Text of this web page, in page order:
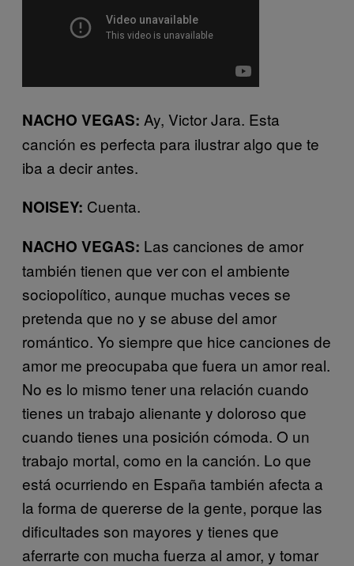
NACHO VEGAS: Ay, Victor Jara. Esta
canción es perfecta para ilustrar algo que te
iba a decir antes.
NOISEY: Cuenta.
NACHO VEGAS: Las canciones de amor
también tienen que ver con el ambiente
sociopolítico, aunque muchas veces se
pretenda que no y se abuse del amor
romántico. Yo siempre que hice canciones de
amor me preocupaba que fuera un amor real.
No es lo mismo tener una relación cuando
tienes un trabajo alienante y doloroso que
cuando tienes una posición cómoda. O un
trabajo mortal, como en la canción. Lo que
está ocurriendo en España también afecta a
la forma de quererse de la gente, porque las
dificultades son mayores y tienes que
aferrarte con mucha fuerza al amor, y tomar